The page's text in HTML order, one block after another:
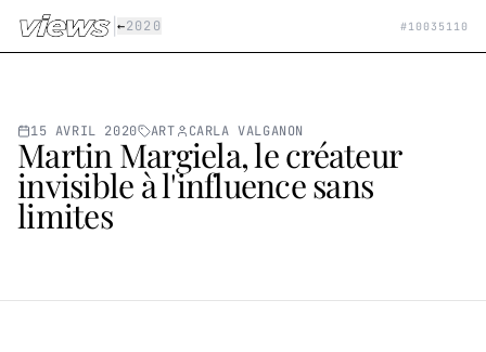
Aller au contenu principal
←2020 # 10035110
15 AVRIL 2020 ART CARLA VALGANON
Martin Margiela, le créateur
invisible à l'influence sans
limites